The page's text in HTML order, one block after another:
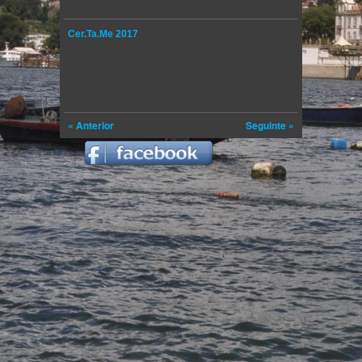
Cer.Ta.Me 2017
« Anterior Seguinte »